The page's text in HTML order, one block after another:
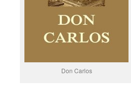
Don Carlos